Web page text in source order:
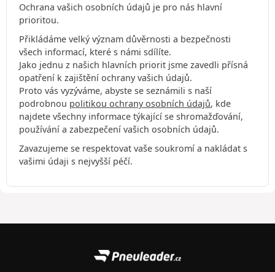
Ochrana vašich osobních údajů je pro nás hlavní
prioritou.
Přikládáme velký význam důvěrnosti a bezpečnosti
všech informací, které s námi sdílíte.
Jako jednu z našich hlavních priorit jsme zavedli přísná
opatření k zajištění ochrany vašich údajů.
Proto vás vyzýváme, abyste se seznámili s naší
podrobnou politikou ochrany osobních údajů, kde
najdete všechny informace týkající se shromažďování,
používání a zabezpečení vašich osobních údajů.
Zavazujeme se respektovat vaše soukromí a nakládat s
vašimi údaji s nejvyšší péčí.